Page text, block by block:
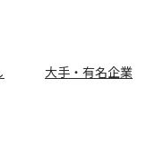
大手・有名企業